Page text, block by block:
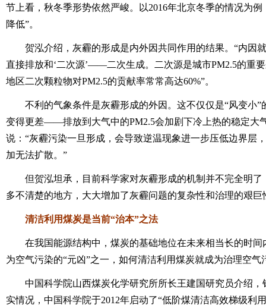
节上看，秋冬季形势依然严峻。以2016年北京冬季的情况为
降低”。
贺泓介绍，灰霾的形成是内外因共同作用的结果。“内因
直接排放和‘二次源’——二次生成。二次源是城市PM2.5的重
地区二次颗粒物对PM2.5的贡献率常常高达60%”。
不利的气象条件是灰霾形成的外因。这不仅仅是“风变小”
变得更差——排放到大气中的PM2.5会加剧下冷上热的稳定大
说：“灰霾污染一旦形成，会导致逆温现象进一步压低边界层
加无法扩散。”
但贺泓坦承，目前科学家对灰霾形成的机制并不完全明了
多不清楚的地方，大大增加了灰霾问题的复杂性和治理的艰巨
清洁利用煤炭是当前“治本”之法
在我国能源结构中，煤炭的基础地位在未来相当长的时间
为空气污染的“元凶”之一，如何清洁利用煤炭就成为治理空气
中国科学院山西煤炭化学研究所所长王建国研究员介绍，
实情况，中国科学院于2012年启动了“低阶煤清洁高效梯级利